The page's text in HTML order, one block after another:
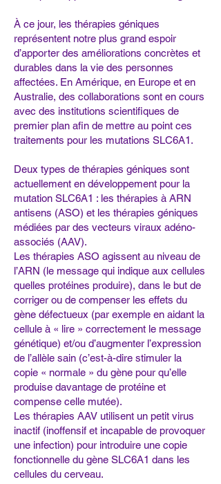
À ce jour, les thérapies géniques
représentent notre plus grand espoir
d’apporter des améliorations concrètes et
durables dans la vie des personnes
affectées. En Amérique, en Europe et en
Australie, des collaborations sont en cours
avec des institutions scientifiques de
premier plan afin de mettre au point ces
traitements pour les mutations SLC6A1.
Deux types de thérapies géniques sont
actuellement en développement pour la
mutation SLC6A1 : les thérapies à ARN
antisens (ASO) et les thérapies géniques
médiées par des vecteurs viraux adéno-
associés (AAV).
Les thérapies ASO agissent au niveau de
l’ARN (le message qui indique aux cellules
quelles protéines produire), dans le but de
corriger ou de compenser les effets du
gène défectueux (par exemple en aidant la
cellule à « lire » correctement le message
génétique) et/ou d’augmenter l’expression
de l’allèle sain (c’est-à-dire stimuler la
copie « normale » du gène pour qu’elle
produise davantage de protéine et
compense celle mutée).
Les thérapies AAV utilisent un petit virus
inactif (inoffensif et incapable de provoquer
une infection) pour introduire une copie
fonctionnelle du gène SLC6A1 dans les
cellules du cerveau.